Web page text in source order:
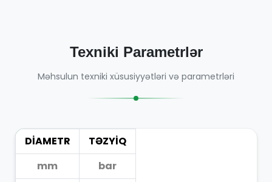
Texniki Parametrlər
Məhsulun texniki xüsusiyyətləri və parametrləri
DİAMETR
TƏZYİQ
mm
bar